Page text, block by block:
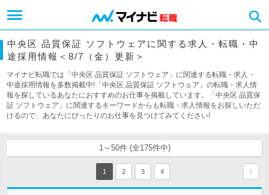
中央区 品質保証 ソフトウェアに関する求人・転職・中
途採用情報＜8/7（金）更新＞
マイナビ転職では「中央区 品質保証 ソフトウェア」に関連する転職・求人・
中途採用情報を多数掲載中!「中央区 品質保証 ソフトウェア」の転職・求人情
報を探しているあなたにおすすめのお仕事を掲載しています。「中央区 品質保
証 ソフトウェア」に関連するキーワードからも転職・求人情報をお探しいただ
けるので、あなたにぴったりのお仕事を見つけてみてください!
1～50件 (全175件中)
1 2 3 4